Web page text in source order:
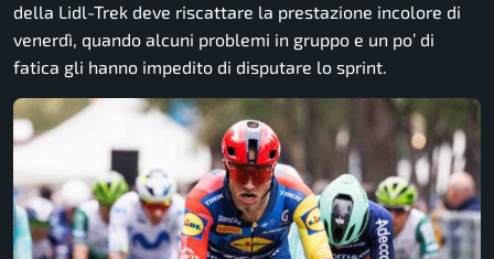
della Lidl-Trek deve riscattare la prestazione incolore di
venerdì, quando alcuni problemi in gruppo e un po’ di
fatica gli hanno impedito di disputare lo sprint.